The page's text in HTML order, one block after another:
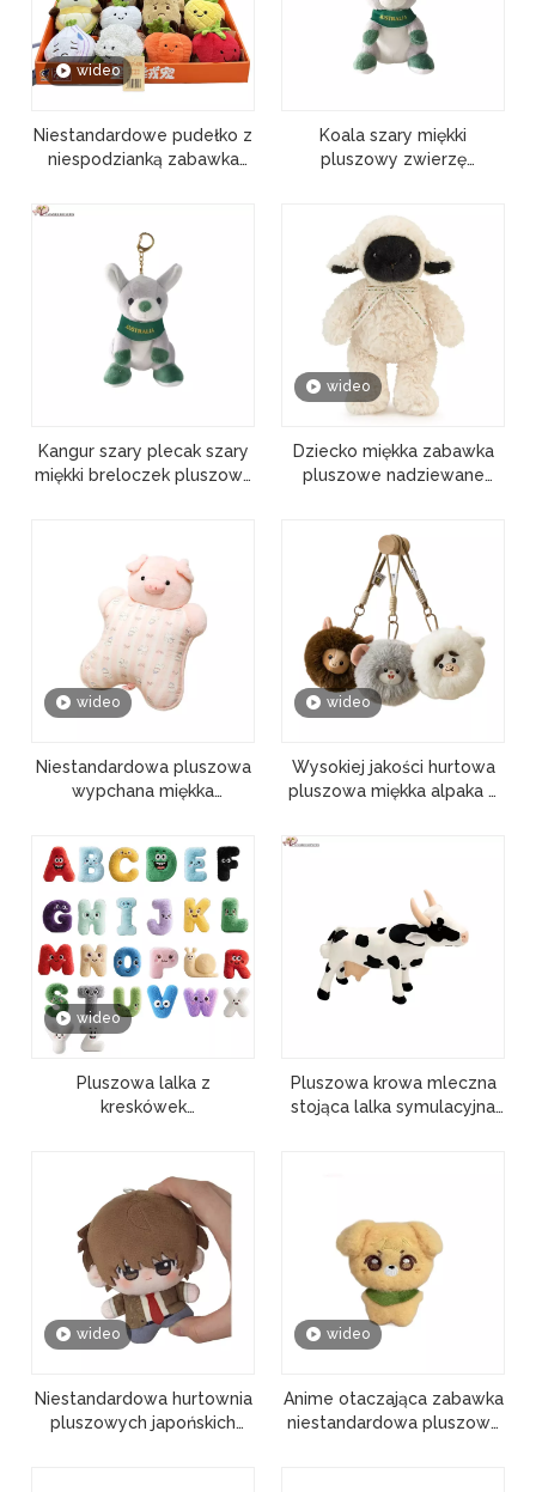
wideo
Niestandardowe pudełko z
niespodzianką zabawka
dziewczyna prezent
Koala szary miękki
pluszowy zwierzę
zabawki prezentowe
Kangur szary plecak szary
miękki breloczek pluszowa
wideo
Dziecko miękka zabawka
pluszowe nadziewane
towarzysząca dziecku
wideo
Niestandardowa pluszowa
wypchana miękka
wideo
Wysokiej jakości hurtowa
pluszowa miękka alpaka z
wideo
Pluszowa lalka z
kreskówek
Dziecko Zabawka
edukacyjna
Pluszowa krowa mleczna
stojąca lalka symulacyjna
wideo
Niestandardowa hurtownia
pluszowych japońskich
wideo
Anime otaczająca zabawka
niestandardowa pluszowa